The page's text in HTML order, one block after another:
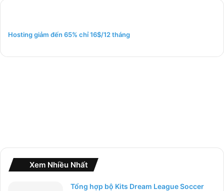
o
Hosting giảm đến 65% chỉ 16$/12 tháng
Xem Nhiều Nhất
Tổng hợp bộ Kits Dream League Soccer